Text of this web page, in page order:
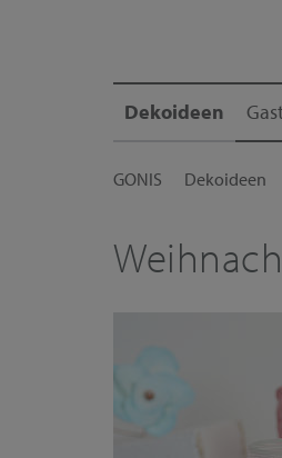
Dekoideen
GONIS Dekoideen